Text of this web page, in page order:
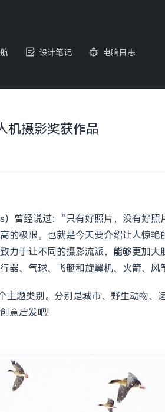
设计笔记 电脑日志
机摄影奖获作品
曾经说过：”只有好照片，没有好
的极限。也就是今天要介绍让人惊
力于让不同的摄影流派，能够更加
、气球、飞艇和旋翼机、火箭、风
题类别。分别是城市、野生动物
意启发吧!